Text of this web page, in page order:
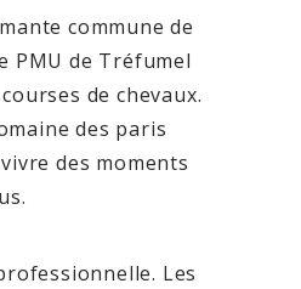
commune de
PMU de Tréfumel
de chevaux.
des paris
des moments
Les